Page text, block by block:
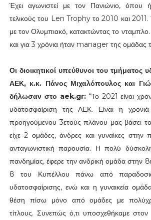
Έχει αγωνιστεί με τον Πανιώνιο, όπου
τελικούς του Len Trophy το 2010 και
με τον Ολυμπιακό, κατακτώντας το
και για 3 χρόνια ήταν manager της ομάδας
Οι διοικητικοί υπεύθυνοι του τμήματος
ΑΕΚ, κ.κ. Πάνος Μιχαλόπουλος και
δήλωσαν στο aek.gr:“Το 2021 είναι
υδατοσφαίριση της ΑΕΚ. Είναι η
προηγούμενου 3ετούς πλάνου μας βάσει
είχε 2 ομάδες, άνδρες και γυναίκες στην
ανταγωνιστική παρουσία. Η πολύ
πανδημίας, έφερε την ανδρική ομάδα στην
8 του Κυπέλλου πάνω από
υδατοσφαίρισης, ενώ και η γυναικεία
θέση πίσω μόνο από ομάδες με
τίτλους. Συνεπώς ό,τι υποσχεθήκαμε